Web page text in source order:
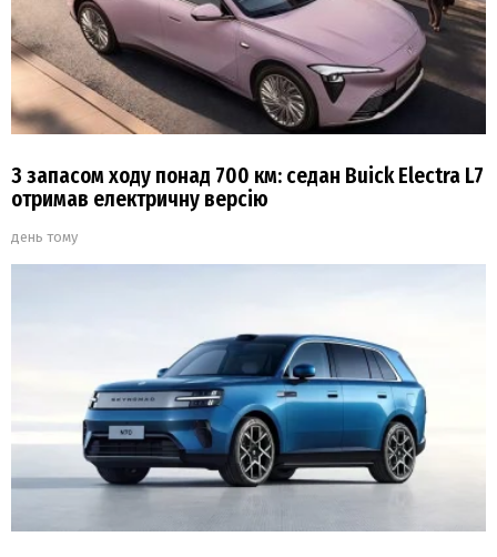
З запасом ходу понад 700 км: седан Buick Electra L7
отримав електричну версію
день тому